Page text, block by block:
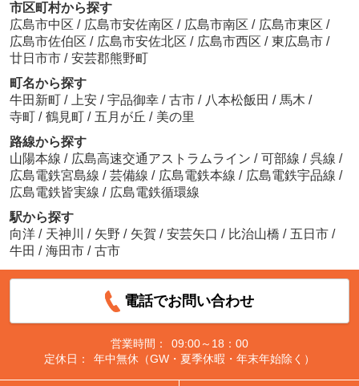
市区町村から探す
広島市中区 / 広島市安佐南区 / 広島市南区 / 広島市東区 /
広島市佐伯区 / 広島市安佐北区 / 広島市西区 / 東広島市 /
廿日市市 / 安芸郡熊野町
町名から探す
牛田新町 / 上安 / 宇品御幸 / 古市 / 八本松飯田 / 馬木 /
寺町 / 鶴見町 / 五月が丘 / 美の里
路線から探す
山陽本線 / 広島高速交通アストラムライン / 可部線 / 呉線 /
広島電鉄宮島線 / 芸備線 / 広島電鉄本線 / 広島電鉄宇品線 /
広島電鉄皆実線 / 広島電鉄循環線
駅から探す
向洋 / 天神川 / 矢野 / 矢賀 / 安芸矢口 / 比治山橋 / 五日市 /
牛田 / 海田市 / 古市
電話でお問い合わせ
営業時間：
09:00～18：00
定休日：
年中無休（GW・夏季休暇・年末年始除く）